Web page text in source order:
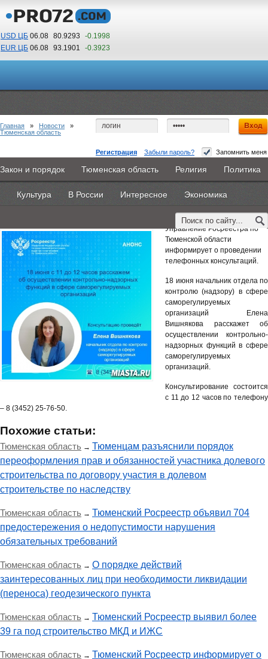
USD ЦБ 06.08 80.9293 -0.1998
EUR ЦБ 06.08 93.1901 -0.3923
17 31
По Гринвичу (GMT +5)
Регистрация Забыли пароль? Запомнить меня
Главная Новости Объявления КНИГИ ВестиNet
Каталоги 9PS Прочее
Закон и порядок Тюменская область Религия Политика
Культура В России Интересное Экономика
Главная » Новости »
Тюменская область
Тюменский Росреестр разъяснит требования в
сфере СРО
Управление Росреестра по
Тюменской области
информирует о проведении
телефонных консультаций.
18 июня начальник отдела по
контролю (надзору) в сфере
саморегулируемых
организаций Елена
Вишнякова расскажет об
осуществлении контрольно-
надзорных функций в сфере
саморегулируемых
организаций.
Консультирование состоится
с 11 до 12 часов по телефону
– 8 (3452) 25-76-50.
Похожие статьи:
Тюменская область → Тюменцам разъяснили порядок
переоформления прав и обязанностей участника долевого
строительства по договору участия в долевом
строительстве по наследству
Тюменская область → Тюменский Росреестр объявил 704
предостережения о недопустимости нарушения
обязательных требований
Тюменская область → О порядке действий
заинтересованных лиц при необходимости ликвидации
(переноса) геодезического пункта
Тюменская область → Тюменский Росреестр выявил более
39 га под строительство МКД и ИЖС
Тюменская область → Тюменский Росреестр информирует о